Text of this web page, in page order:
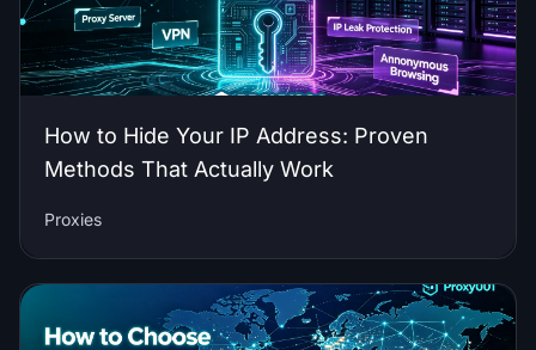
How to Hide Your IP Address: Proven
Methods That Actually Work
Proxies